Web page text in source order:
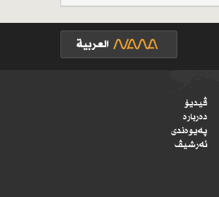
ڤیدیۆ
دەربارە
پەیوەندی
ئەرشیڤ